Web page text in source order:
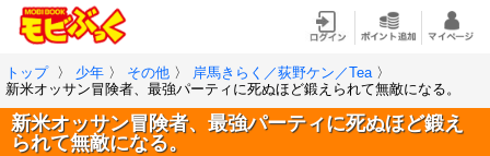
トップ 〉 少年 〉 その他 〉 岸馬きらく／荻野ケン／Tea〉
新米オッサン冒険者、最強パーティに死ぬほど鍛えられて無敵になる。
新米オッサン冒険者、最強パーティに死ぬほど鍛え
られて無敵になる。